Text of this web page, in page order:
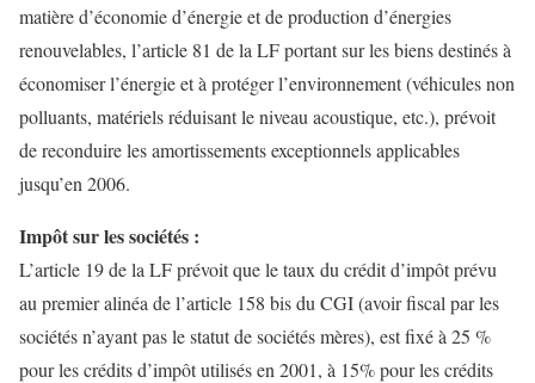
matière d’économie d’énergie et de production d’énergies
renouvelables, l’article 81 de la LF portant sur les biens destinés à
économiser l’énergie et à protéger l’environnement (véhicules non
polluants, matériels réduisant le niveau acoustique, etc.), prévoit
de reconduire les amortissements exceptionnels applicables
jusqu’en 2006.
Impôt sur les sociétés :
L’article 19 de la LF prévoit que le taux du crédit d’impôt prévu
au premier alinéa de l’article 158 bis du CGI (avoir fiscal par les
sociétés n’ayant pas le statut de sociétés mères), est fixé à 25 %
pour les crédits d’impôt utilisés en 2001, à 15% pour les crédits